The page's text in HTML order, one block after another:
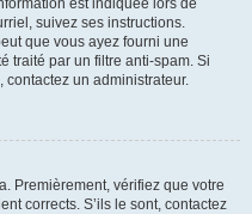
est indiquée lors de
suivez ses instructions.
que vous ayez fourni une
traité par un filtre anti-spam. Si
contactez un administrateur.
Premièrement, vérifiez que votre
corrects. S’ils le sont, contactez